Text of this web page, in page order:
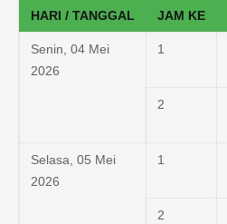
HARI / TANGGAL JAM KE
Senin, 04 Mei
2026
1
2
Selasa, 05 Mei
2026
1
2